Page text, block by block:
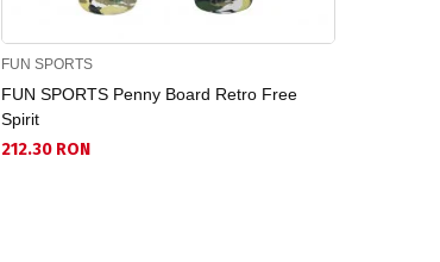
FUN SPORTS
FUN SPORTS Penny Board Retro Free
Spirit
212.30 RON